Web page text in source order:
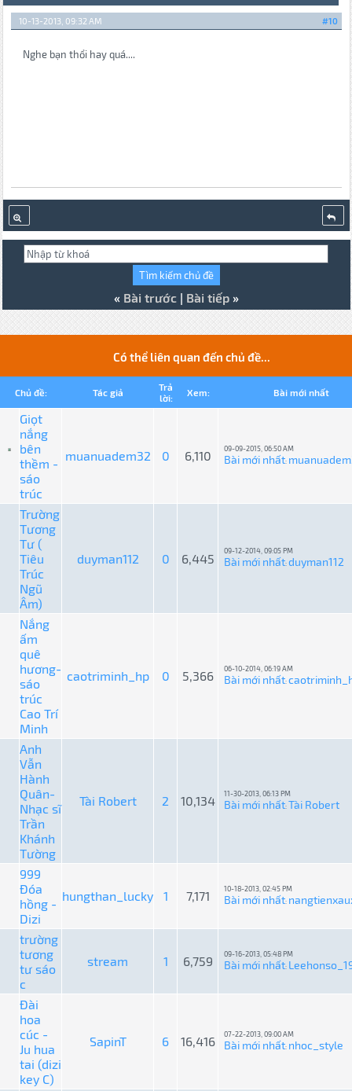
#10
10-13-2013, 09:32 AM
Nghe bạn thổi hay quá....
« Bài trước| Bài tiếp»
Có thể liên quan đến chủ đề...
Chủ đề: Tác giả
Trả
lời:
Xem: Bài mới nhất
Giọt
nắng
bên
thềm -
sáo
trúc
muanuadem32 0 6,110 09-09-2015, 06:50 AM
Bài mới nhất:
Trường
Tương
Tư (
Tiêu
Trúc
Ngũ
Âm)
duyman112 0 6,445
09-12-2014, 09:05 PM
Bài mới nhất:duyman112
Nắng
ấm
quê
hương-
sáo
trúc
Cao Trí
Minh
caotriminh_hp 0 5,366 06-10-2014, 06:19 AM
Bài mới nhất:
Anh
Vẫn
Hành
Quân-
Nhạc sĩ
Trần
Khánh
Tường
Tài Robert 2 10,134 11-30-2013, 06:13 PM
Bài mới nhất:Tài Robert
999
Đóa
hồng -
Dizi
hungthan_lucky 1 7,171 10-18-2013, 02:45 PM
Bài mới nhất:
trường
tương
tư sáo
c
stream 1 6,759 09-16-2013, 05:48 PM
Bài mới nhất:
Đài
hoa
cúc -
Ju hua
tai (dizi
key C)
SapinT 6 16,416 07-22-2013, 09:00 AM
Bài mới nhất: nhoc_style